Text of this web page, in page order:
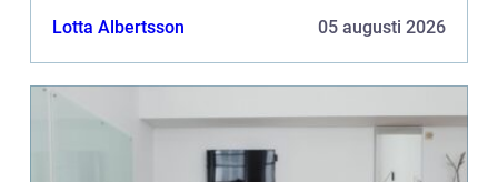
Lotta Albertsson 05 augusti 2026